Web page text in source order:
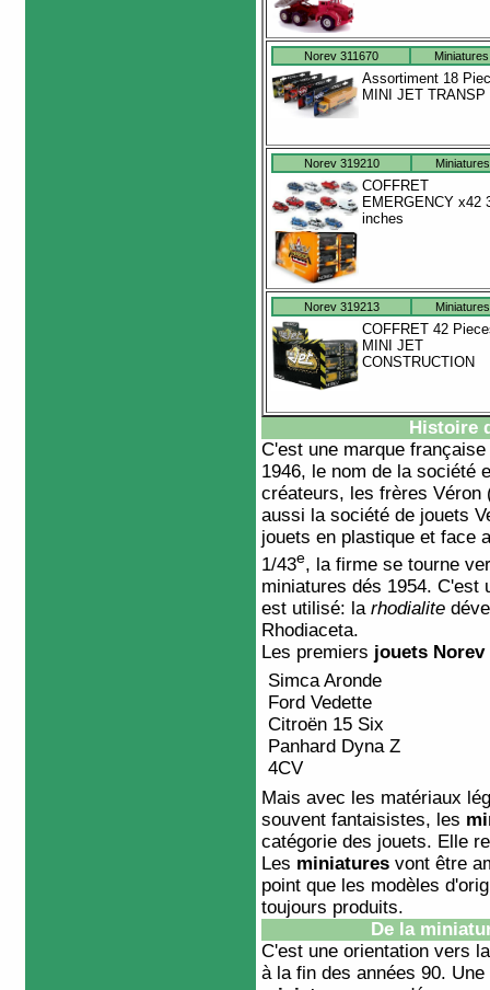
Norev 311670 Miniatures
Assortiment 18
MINI JET TRANSP
Norev 319210 Miniatures
COFFRET
EMERGENCY x42
inches
Norev 319213 Miniatures
COFFRET 42
MINI JET
CONSTRUCTION
Histoire
C'est une marque
1946, le nom de la société
créateurs, les frères Véron
aussi la société de jouets
jouets en plastique et face
1/43e, la firme se tourne
miniatures dés 1954. C'est
est utilisé: la rhodialite
Rhodiaceta.
Les premiers jouets Norev
Simca Aronde
Ford Vedette
Citroën 15 Six
Panhard Dyna Z
4CV
Mais avec les matériaux
souvent fantaisistes, les
catégorie des jouets. Elle
Les miniatures vont être
point que les modèles
toujours produits.
De la
C'est une orientation vers
à la fin des années 90.